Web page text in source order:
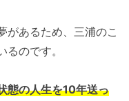
があるため、三浦のこ
のです。
態の人生を10年送っ